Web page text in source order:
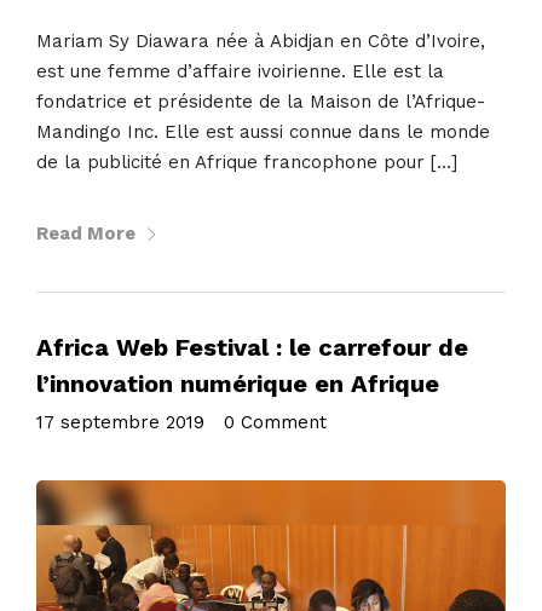
Mariam Sy Diawara née à Abidjan en Côte d’Ivoire,
est une femme d’affaire ivoirienne. Elle est la
fondatrice et présidente de la Maison de l’Afrique-
Mandingo Inc. Elle est aussi connue dans le monde
de la publicité en Afrique francophone pour […]
Read More
Africa Web Festival : le carrefour de
l’innovation numérique en Afrique
17 septembre 2019 0 Comment